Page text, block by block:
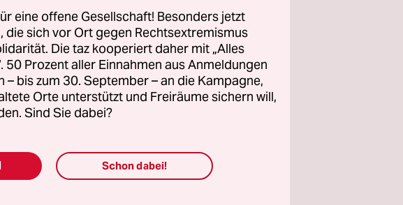
wie möglich den
Eye auf Twitter mit.
der
Meloni zurück. Die
den nächsten
Rettungen
größeren
eine offene Gesellschaft! Besonders jetzt
die sich vor Ort gegen Rechtsextremismus
Die taz kooperiert daher mit „Alles
50 Prozent aller Einnahmen aus Anmeldungen
– bis zum 30. September – an die Kampagne,
Orte unterstützt und Freiräume sichern will,
Sind Sie dabei?
Schon dabei!